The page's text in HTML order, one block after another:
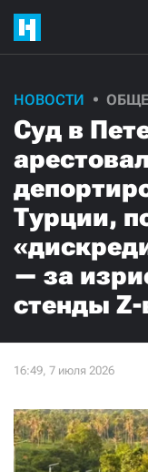
НОВОСТИ
Суд в
Турции,
— за
стенды